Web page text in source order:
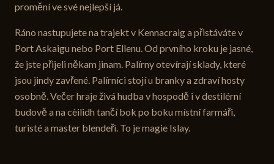
promění ve své nejlepší já.
Ráno nastupujete na trajekt v Kennacraig a přistáváte v
Port Askaigu nebo Port Ellenu. Od prvního kroku je jasné,
že jste přijeli někam jinam. Palírny otevírají sklady, které
jsou jindy zavřené. Palírníci stojí u branky a zdraví hosty
osobně. Večer hraje živá hudba v hospodě i v destilérní
budově a na cèilidh tančí bok po boku místní farmáři,
turisté a master blendeři. To je magie Islay.